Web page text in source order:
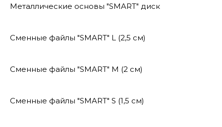
Металлические основы "SMART" диск
Сменные файлы "SMART" L (2,5 см)
Сменные файлы "SMART" M (2 см)
Сменные файлы "SMART" S (1,5 см)